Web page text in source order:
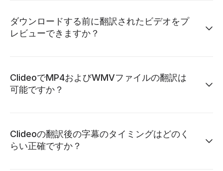
ダウンロードする前に翻訳されたビデオをプ
レビューできますか？
ClideoでMP4およびWMVファイルの翻訳は
可能ですか？
Clideoの翻訳後の字幕のタイミングはどのく
らい正確ですか？